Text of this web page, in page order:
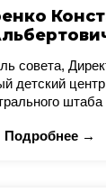
совета,
детский
Подробнее →